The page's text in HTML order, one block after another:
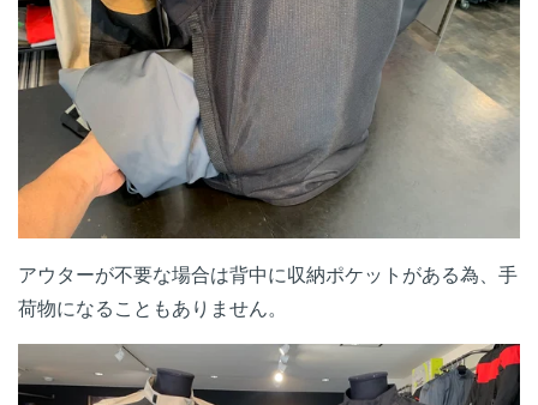
アウターが不要な場合は背中に収納ポケットがある為、手
荷物になることもありません。